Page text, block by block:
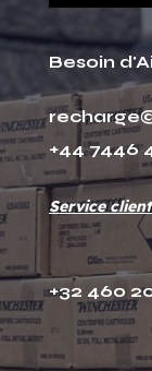
Besoin
+44 7446
Service
+32 460